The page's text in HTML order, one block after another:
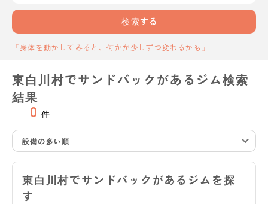
検索する
「身体を動かしてみると、何かが少しずつ変わるかも」
東白川村でサンドバックがあるジム検索
結果
0 件
設備の多い順
東白川村でサンドバックがあるジムを探
す